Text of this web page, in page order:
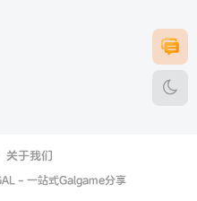
关于我们
- 一站式Galgame分享